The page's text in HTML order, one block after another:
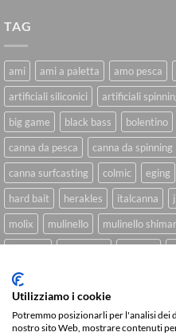
TAG
ami ami a paletta amo pesca
artificiali siliconici
artificiali
big game
black bass bolentino
canna da pesca
canna da spinning
canna surfcasting
colmic eging
hard bait
herakles italcanna
molix
mulinello mulinello
spinning inshore
Utilizziamo i cookie
Potremmo posizionarli per l'analisi dei
nostro sito Web, mostrare contenuti